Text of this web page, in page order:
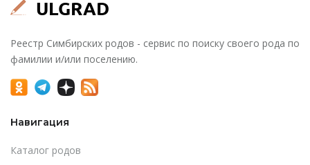
Реестр Симбирских родов - сервис по поиску своего рода по
фамилии и/или поселению.
Навигация
Каталог родов